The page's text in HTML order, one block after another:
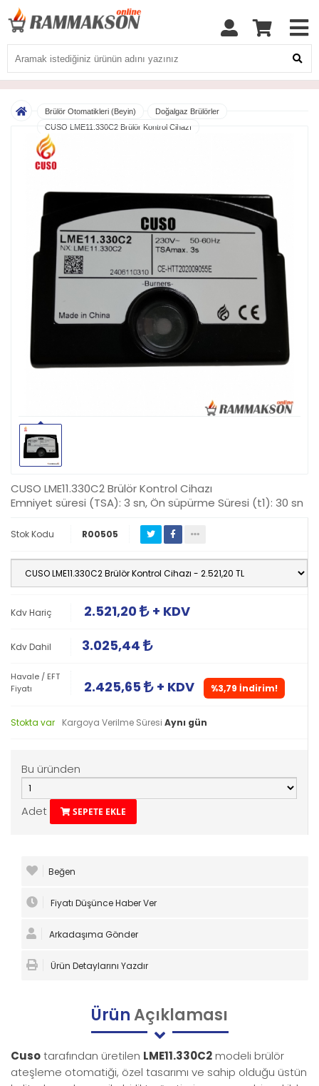
Brülör Otomatikleri (Beyin)
Doğalgaz Brülörler
CUSO LME11.330C2 Brülör Kontrol Cihazı
CUSO LME11.330C2 Brülör Kontrol Cihazı
Emniyet süresi (TSA): 3 sn, Ön süpürme Süresi (t1): 30 sn
Stok Kodu R00505
Kdv Hariç 2.521,20 + KDV
Kdv Dahil 3.025,44
Havale / EFT
Fiyatı
2.425,65 + KDV %3,79 İndirim!
Stokta var Kargoya Verilme Süresi Aynı gün
Bu üründen
Adet SEPETE EKLE
Beğen
Fiyatı Düşünce Haber Ver
Arkadaşıma Gönder
Ürün Detaylarını Yazdır
ÜrünAçıklaması
Cusotarafından üretilen LME11.330C2 modeli brülör
ateşleme otomatiği, özel tasarımı ve sahip olduğu üstün